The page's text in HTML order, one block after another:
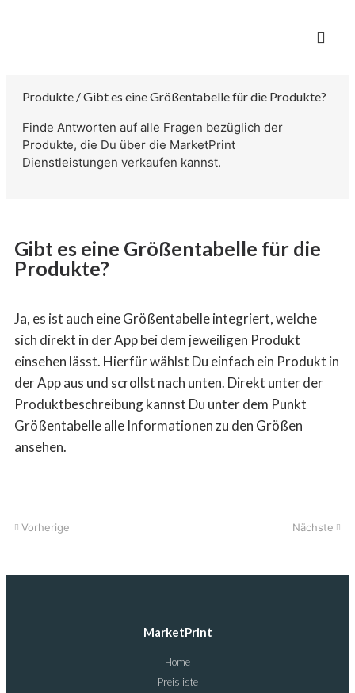
Produkte / Gibt es eine Größentabelle für die Produkte?
Finde Antworten auf alle Fragen bezüglich der
Produkte, die Du über die MarketPrint
Dienstleistungen verkaufen kannst.
Gibt es eine Größentabelle für die
Produkte?
Ja, es ist auch eine Größentabelle integriert, welche
sich direkt in der App bei dem jeweiligen Produkt
einsehen lässt. Hierfür wählst Du einfach ein Produkt in
der App aus und scrollst nach unten. Direkt unter der
Produktbeschreibung kannst Du unter dem Punkt
Größentabelle alle Informationen zu den Größen
ansehen.
Vorherige Nächste
MarketPrint
Home
Preisliste